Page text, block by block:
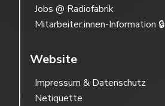
Jobs @ Radiofabrik
Mitarbeiter:innen-Information 🔒
Website
Impressum & Datenschutz
Netiquette